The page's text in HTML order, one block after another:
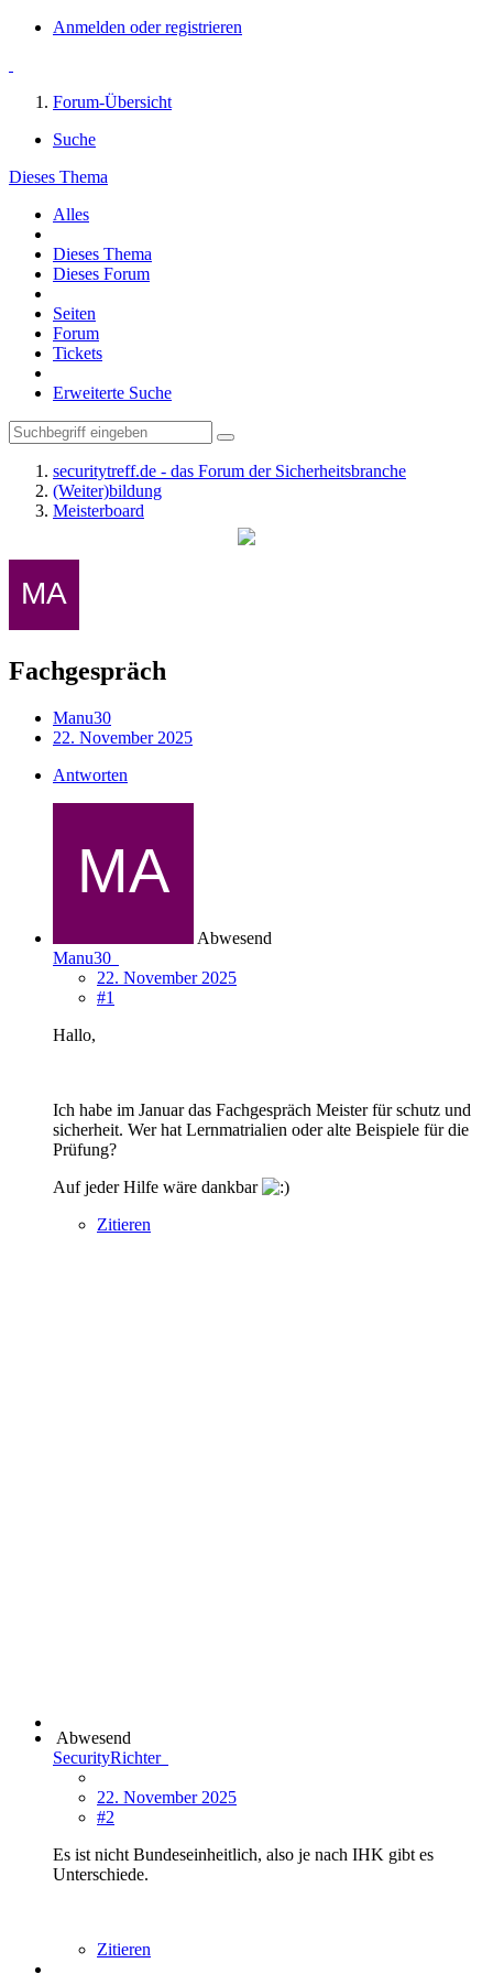
Anmelden oder registrieren
Forum-Übersicht
Suche
Dieses Thema
Alles
Dieses Thema
Dieses Forum
Seiten
Forum
Tickets
Erweiterte Suche
securitytreff.de - das Forum der Sicherheitsbranche
(Weiter)bildung
Meisterboard
Fachgespräch
Manu30
22. November 2025
Antworten
Abwesend
Manu30
22. November 2025
#1
Hallo,
Ich habe im Januar das Fachgespräch Meister für schutz und
sicherheit. Wer hat Lernmatrialien oder alte Beispiele für die
Prüfung?
Auf jeder Hilfe wäre dankbar
Zitieren
Abwesend
SecurityRichter
22. November 2025
#2
Es ist nicht Bundeseinheitlich, also je nach IHK gibt es
Unterschiede.
Zitieren